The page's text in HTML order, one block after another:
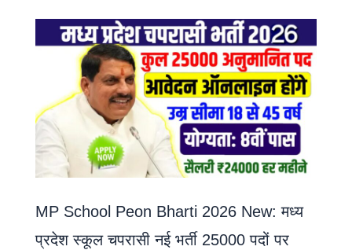
MP School Peon Bharti 2026 New: मध्य
प्रदेश स्कूल चपरासी नई भर्ती 25000 पदों पर